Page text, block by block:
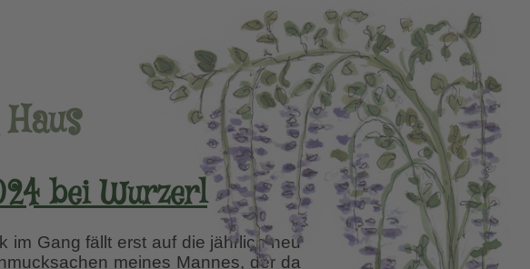
bei Wurzerl
im Gang fällt erst auf die jährlich neu
meines Mannes, der da